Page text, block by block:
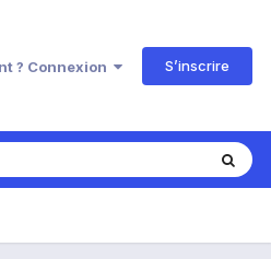
? Connexion S’inscrire